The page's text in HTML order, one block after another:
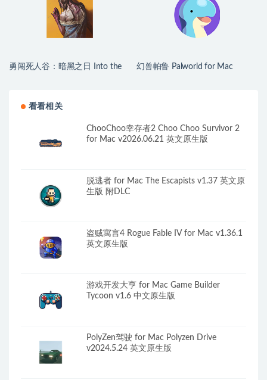
勇闯死人谷：暗黑之日 Into the
幻兽帕鲁 Palworld for Mac
看看相关
ChooChoo幸存者2 Choo Choo Survivor 2
for Mac v2026.06.21 英文原生版
脱逃者 for Mac The Escapists v1.37 英文原
生版 附DLC
盗贼寓言4 Rogue Fable IV for Mac v1.36.1
英文原生版
游戏开发大亨 for Mac Game Builder
Tycoon v1.6 中文原生版
PolyZen驾驶 for Mac Polyzen Drive
v2024.5.24 英文原生版